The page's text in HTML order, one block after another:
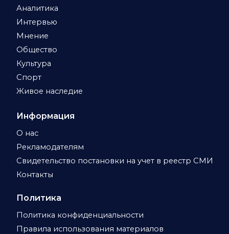
Аналитика
Интервью
Мнение
Общество
Культура
Спорт
Живое наследие
Информация
О нас
Рекламодателям
Свидетельство постановки на учет в реестр СМИ
Контакты
Политика
Политика конфиденциальности
Правила использования материалов